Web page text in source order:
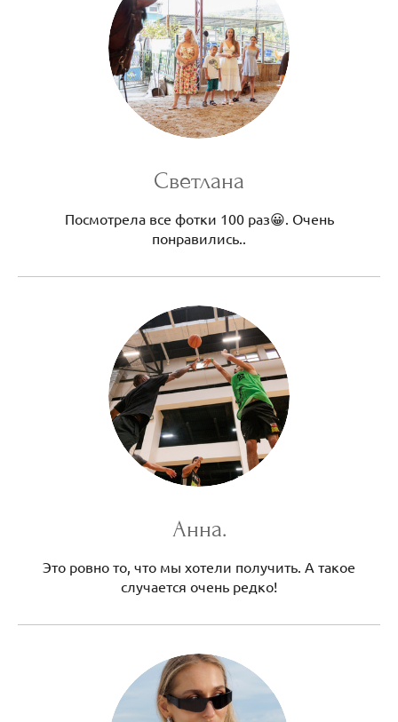
Светлана
Посмотрела все фотки 100 раз😀. Очень
понравились..
Анна.
Это ровно то, что мы хотели получить. А такое
случается очень редко!